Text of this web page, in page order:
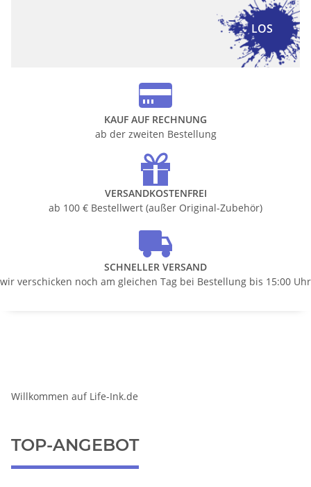
LOS
KAUF AUF RECHNUNG
ab der zweiten Bestellung
VERSANDKOSTENFREI
ab 100 € Bestellwert (außer Original-Zubehör)
SCHNELLER VERSAND
wir verschicken noch am gleichen Tag bei Bestellung bis 15:00 Uhr
Willkommen auf Life-Ink.de
TOP-ANGEBOT